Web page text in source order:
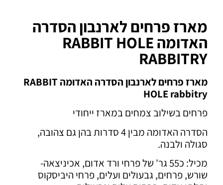
מארז פרחים לארנבון הסדרה
האדומה RABBIT HOLE
RABBITRY
מארז פרחים לארנבון הסדרה האדומה RABBIT
HOLE rabbitry
פרחים בשילוב צמחים במארז ייחודי
הסדרה האדומה מבין 4 סדרות בהן גם צהובה,
סגולה ולבנה.
מכיל: כ55 גר' של פרחי ורד אדום, אכיניצאה-
שורש, פרחים, גבעולים ועלים, פרחי היביסקוס